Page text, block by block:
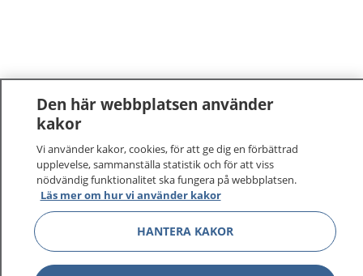
Den här webbplatsen använder
kakor
Vi använder kakor, cookies, för att ge dig en förbättrad
upplevelse, sammanställa statistik och för att viss
nödvändig funktionalitet ska fungera på webbplatsen.
Läs mer om hur vi använder kakor
HANTERA KAKOR